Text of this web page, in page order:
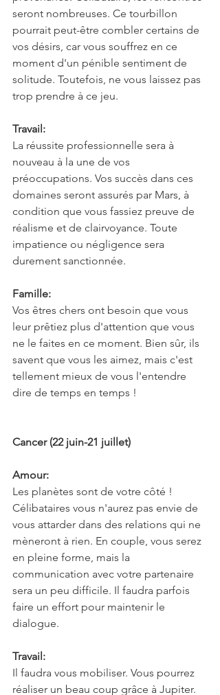
seront nombreuses. Ce tourbillon
pourrait peut-être combler certains de
vos désirs, car vous souffrez en ce
moment d'un pénible sentiment de
solitude. Toutefois, ne vous laissez pas
trop prendre à ce jeu.
Travail:
La réussite professionnelle sera à
nouveau à la une de vos
préoccupations. Vos succès dans ces
domaines seront assurés par Mars, à
condition que vous fassiez preuve de
réalisme et de clairvoyance. Toute
impatience ou négligence sera
durement sanctionnée.
Famille:
Vos êtres chers ont besoin que vous
leur prêtiez plus d'attention que vous
ne le faites en ce moment. Bien sûr, ils
savent que vous les aimez, mais c'est
tellement mieux de vous l'entendre
dire de temps en temps !
Cancer (22 juin-21 juillet)
Amour:
Les planètes sont de votre côté !
Célibataires vous n'aurez pas envie de
vous attarder dans des relations qui ne
mèneront à rien. En couple, vous serez
en pleine forme, mais la
communication avec votre partenaire
sera un peu difficile. Il faudra parfois
faire un effort pour maintenir le
dialogue.
Travail:
Il faudra vous mobiliser. Vous pourrez
réaliser un beau coup grâce à Jupiter.